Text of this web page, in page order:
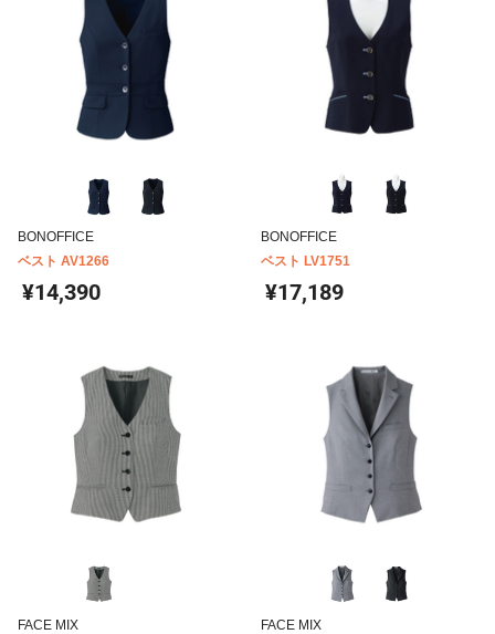
BONOFFICE
ベスト AV1266
¥14,390
BONOFFICE
ベスト LV1751
¥17,189
FACE MIX
FACE MIX